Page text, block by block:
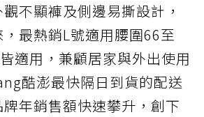
不顯褲及側邊易撕設計，
最熱銷L號適用腰圍66至
適用，兼顧居家與外出使用
酷澎最快隔日到貨的配送
年銷售額快速攀升，創下